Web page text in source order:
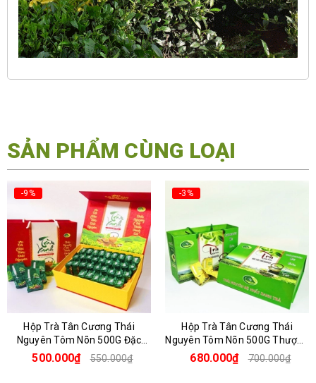
SẢN PHẨM CÙNG LOẠI
-9%
Hộp Trà Tân Cương Thái
Nguyên Tôm Nõn 500G Đặc
Biệt
500.000₫ 550.000₫
-3%
Hộp Trà Tân Cương Thái
Nguyên Tôm Nõn 500G Thượng
Hạng
680.000₫ 700.000₫